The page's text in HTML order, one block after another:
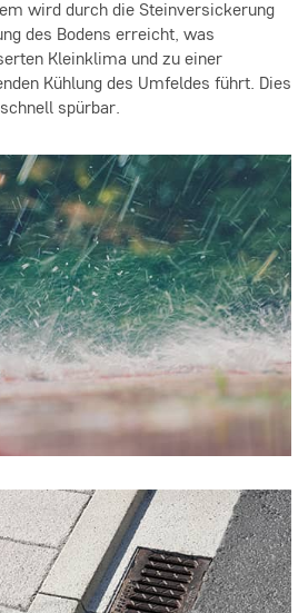
wird durch die Steinversickerung
des Bodens erreicht, was
Kleinklima und zu einer
Kühlung des Umfeldes führt. Dies
spürbar.